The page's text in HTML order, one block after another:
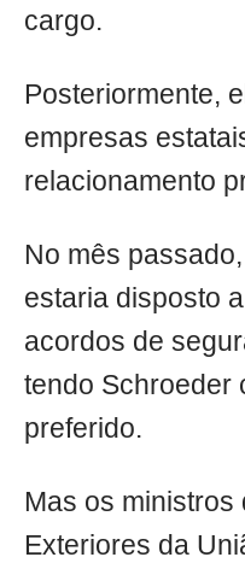
cargo.
Posteriormente,
empresas
relacionamento
No mês
estaria disposto
acordos de
tendo Schroeder
preferido.
Mas os ministros
Exteriores da